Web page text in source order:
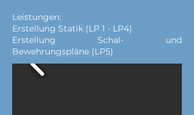
Leistungen:
Erstellung Statik (LP 1 - LP4)
Erstellung Schal- und
Bewehrungspläne (LP5)